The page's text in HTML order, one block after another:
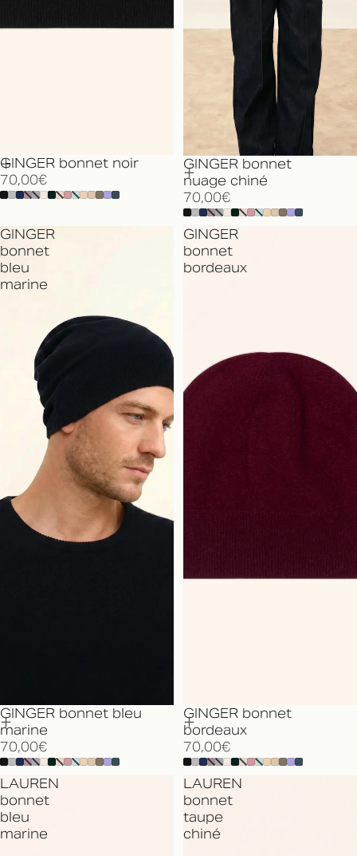
GINGER bonnet noir
70,00€
GINGER bonnet
nuage chiné
70,00€
GINGER
bonnet
bleu
marine
GINGER bonnet bleu
marine
70,00€
GINGER
bonnet
bordeaux
GINGER bonnet
bordeaux
70,00€
LAUREN
bonnet
bleu
marine
LAUREN
bonnet
taupe
chiné